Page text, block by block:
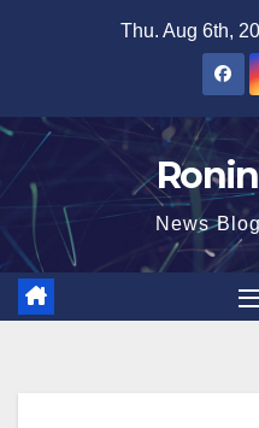
Thu. Aug 6th,
News